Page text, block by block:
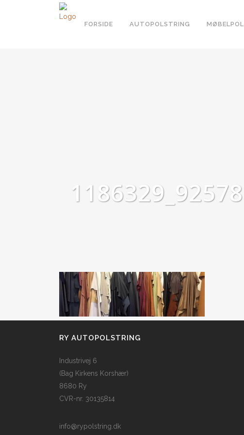
FORSIDE AUTOPOLSTRING
RY AUTOPOLSTRING
Industrivej 6
(Bag Kirkens Korshær)
8680 Ry
CVR-nr. 30135814
info@rypolstring.dk